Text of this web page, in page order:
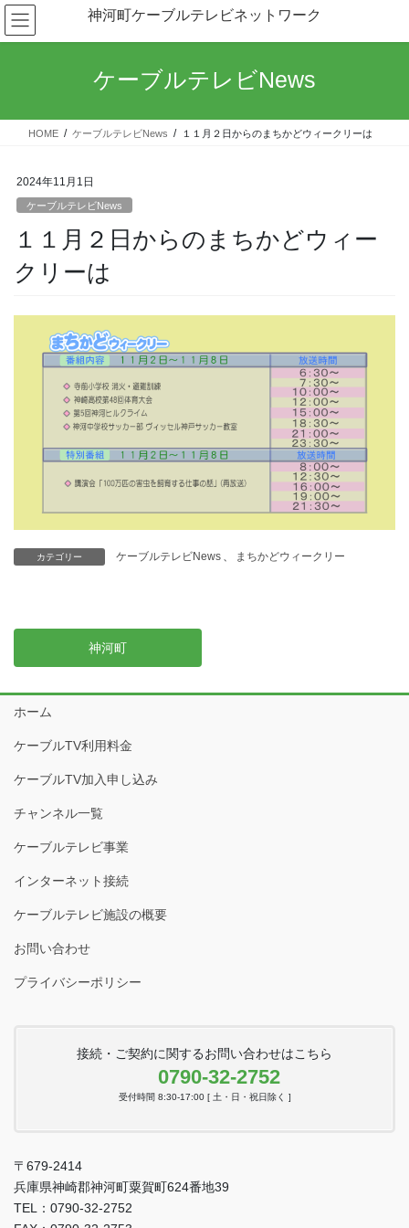
コ
ン
テ
ス
ナ
ビ
ゲ
ン
神河町ケーブルテレビネットワーク
ケーブルテレビNews
HOME ケーブルテレビNews １１月２日からのまちかどウィークリーは
2024年11月1日
ケーブルテレビNews
１１月２日からのまちかどウィー
クリーは
カテゴリー ケーブルテレビNews 、 まちかどウィークリー
神河町
ホーム
ケーブルTV利用料金
ケーブルTV加入申し込み
チャンネル一覧
ケーブルテレビ事業
インターネット接続
ケーブルテレビ施設の概要
お問い合わせ
プライバシーポリシー
接続・ご契約に関するお問い合わせはこちら
0790-32-2752
受付時間 8:30-17:00 [ 土・日・祝日除く ]
〒679-2414
兵庫県神崎郡神河町粟賀町624番地39
TEL：0790-32-2752